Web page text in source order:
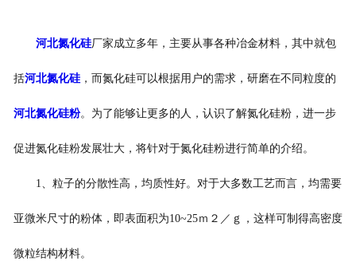
河北氮化硅厂家成立多年，主要从事各种冶金材料，其中就包
括河北氮化硅，而氮化硅可以根据用户的需求，研磨在不同粒度的
河北氮化硅粉。为了能够让更多的人，认识了解氮化硅粉，进一步
促进氮化硅粉发展壮大，将针对于氮化硅粉进行简单的介绍。
1、粒子的分散性高，均质性好。对于大多数工艺而言，均需要
亚微米尺寸的粉体，即表面积为10~25ｍ２／ｇ，这样可制得高密度
微粒结构材料。